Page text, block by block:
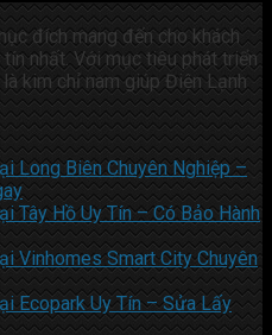
đích mang đến cho khách
nhất. Với mục tiêu phát triển
kim chỉ nam giúp Điện Lạnh
Long Biên Chuyên Nghiệp –
Tây Hồ Uy Tín – Có Bảo Hành
Vinhomes Smart City Chuyên
Ecopark Uy Tín – Sửa Lấy